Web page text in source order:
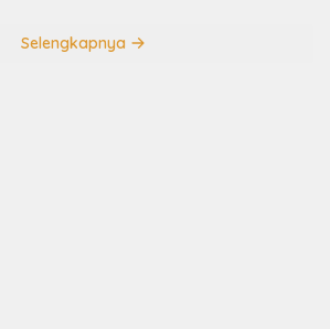
Selengkapnya